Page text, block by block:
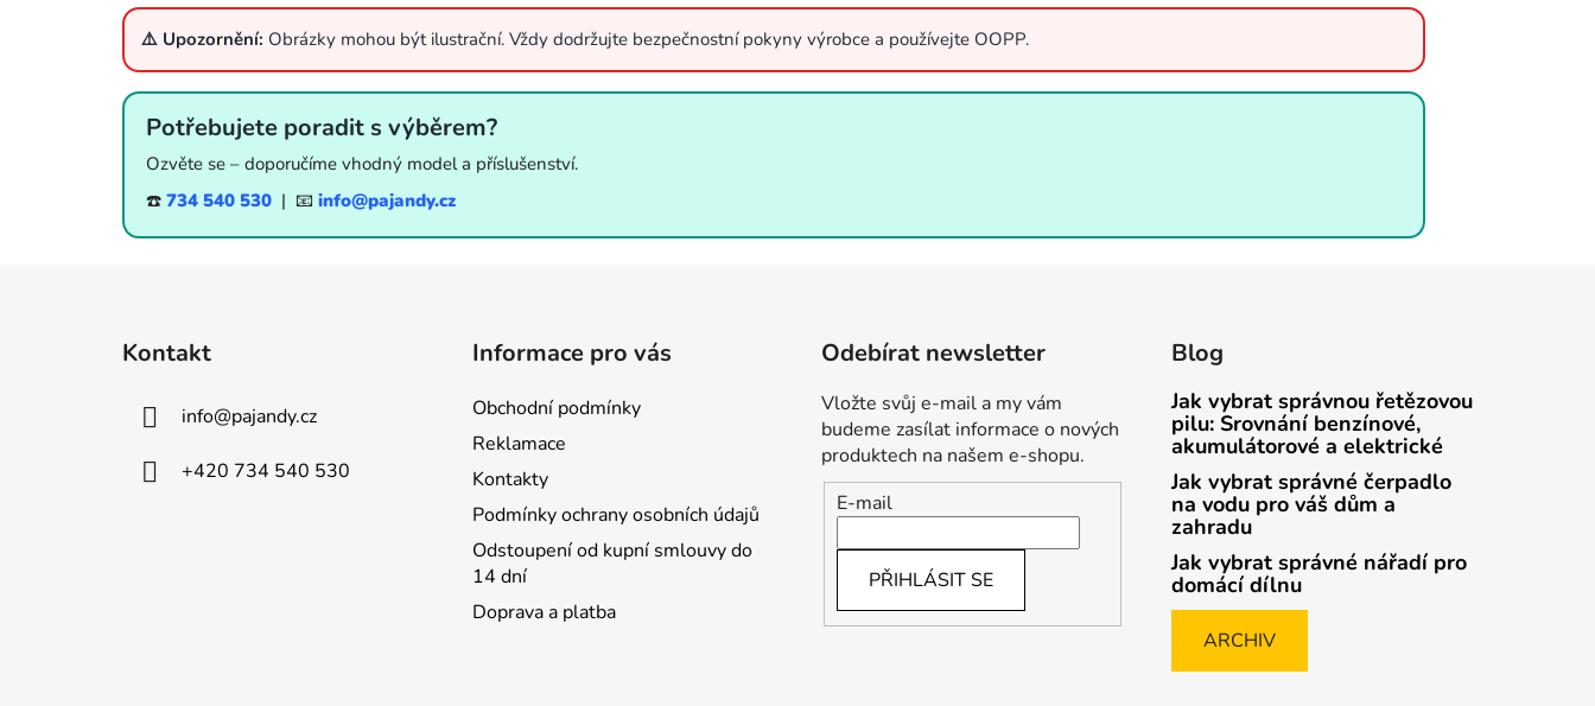
⚠️ Upozornění: Obrázky mohou být ilustrační. Vždy dodržujte bezpečnostní pokyny výrobce a používejte OOPP.
Potřebujete poradit s výběrem?
Ozvěte se – doporučíme vhodný model a příslušenství.
☎️ 734 540 530 | 📧 info@pajandy.cz
Kontakt
info@pajandy.cz
+420 734 540 530
Informace pro vás
Obchodní podmínky
Reklamace
Kontakty
Podmínky ochrany osobních údajů
Odstoupení od kupní smlouvy do
14 dní
Doprava a platba
Odebírat newsletter
Vložte svůj e-mail a my vám
budeme zasílat informace o nových
produktech na našem e-shopu.
E-mail
PŘIHLÁSIT SE
Blog
Jak vybrat správnou řetězovou
pilu: Srovnání benzínové,
akumulátorové a elektrické
Jak vybrat správné čerpadlo
na vodu pro váš dům a
zahradu
Jak vybrat správné nářadí pro
domácí dílnu
ARCHIV